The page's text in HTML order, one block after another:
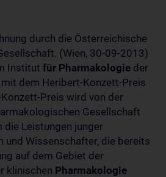
durch die Österreichische
(Wien, 30-09-2013)
Institut für Pharmakologie der
dem Heribert-Konzett-Preis
Preis wird von der
Gesellschaft
die Leistungen junger
und Wissenschafter, die bereits
auf dem Gebiet der
klinischen Pharmakologie